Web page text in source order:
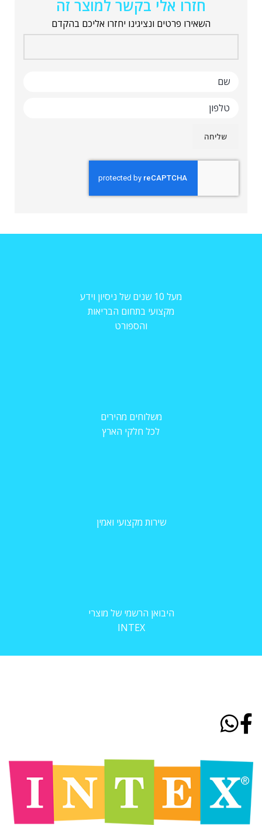
חזרו אלי בקשר למוצר זה
השאירו פרטים ונציגינו יחזרו אליכם בהקדם
מעל 10 שנים של ניסיון וידע
מקצועי בתחום הבריאות
והספורט
משלוחים מהירים
לכל חלקי הארץ
שירות מקצועי ואמין
היבואן הרשמי של מוצרי
INTEX